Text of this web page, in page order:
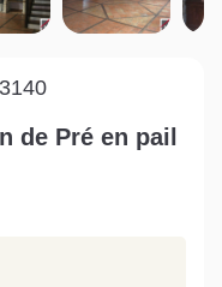
sont les
?
de Pré en pail